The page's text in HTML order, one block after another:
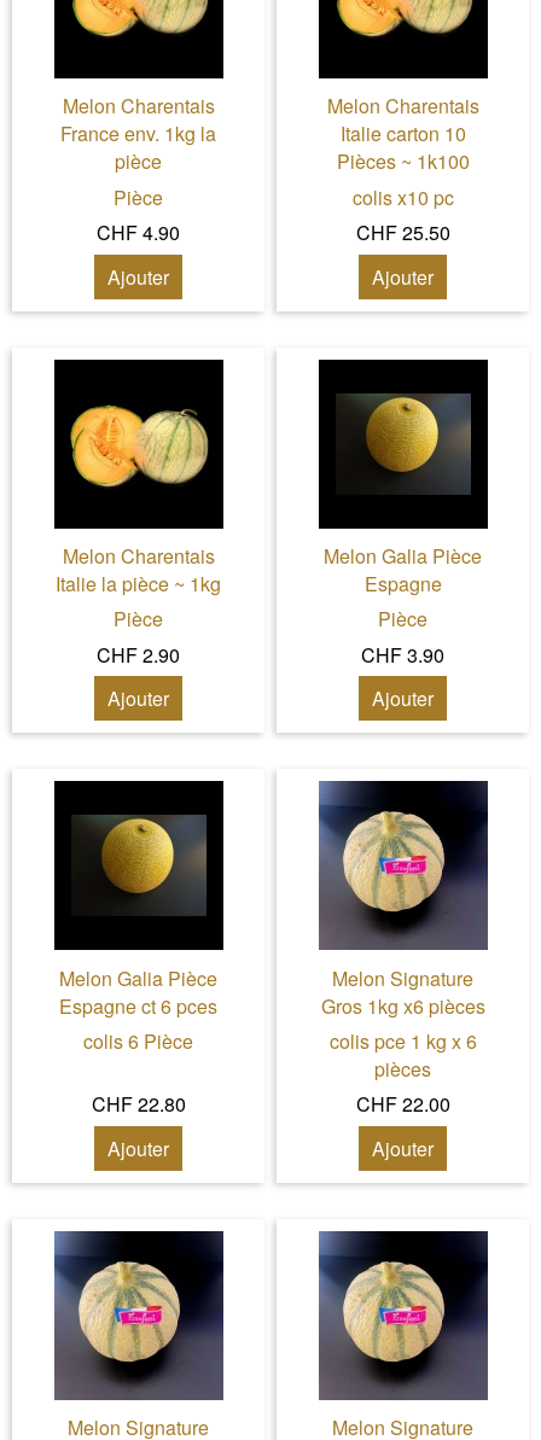
Melon Charentais
France env. 1kg la
pièce
Pièce
CHF 4.90
Ajouter
Melon Charentais
Italie carton 10
Pièces ~ 1k100
colis x10 pc
CHF 25.50
Ajouter
Melon Charentais
Italie la pièce ~ 1kg
Pièce
CHF 2.90
Ajouter
Melon Galia Pièce
Espagne
Pièce
CHF 3.90
Ajouter
Melon Galia Pièce
Espagne ct 6 pces
colis 6 Pièce
CHF 22.80
Ajouter
Melon Signature
Gros 1kg x6 pièces
colis pce 1 kg x 6
pièces
CHF 22.00
Ajouter
Melon Signature Melon Signature